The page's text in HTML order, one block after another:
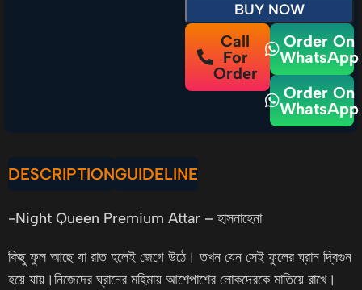
BUY NOW
Call
For
Order
Order On
WhatsApp
Order On
WhatsApp
DESCRIPTIONGUIDELINE
-Night Queen Premium Attar – হাসনাহেনা
কিছু ফুল আছে যা রাত হলেই জেগে উঠে। তখন যেন সেই ফুলের ঘ্রান দ্বিগুন
হয়ে যায়।নিজেদের ঘ্রানের মহিমায় আশেপাশের লোকদেরকে মাতিয়ে রাখে।